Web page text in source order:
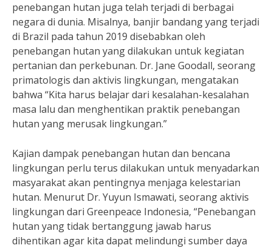
penebangan hutan juga telah terjadi di berbagai
negara di dunia. Misalnya, banjir bandang yang terjadi
di Brazil pada tahun 2019 disebabkan oleh
penebangan hutan yang dilakukan untuk kegiatan
pertanian dan perkebunan. Dr. Jane Goodall, seorang
primatologis dan aktivis lingkungan, mengatakan
bahwa “Kita harus belajar dari kesalahan-kesalahan
masa lalu dan menghentikan praktik penebangan
hutan yang merusak lingkungan.”
Kajian dampak penebangan hutan dan bencana
lingkungan perlu terus dilakukan untuk menyadarkan
masyarakat akan pentingnya menjaga kelestarian
hutan. Menurut Dr. Yuyun Ismawati, seorang aktivis
lingkungan dari Greenpeace Indonesia, “Penebangan
hutan yang tidak bertanggung jawab harus
dihentikan agar kita dapat melindungi sumber daya